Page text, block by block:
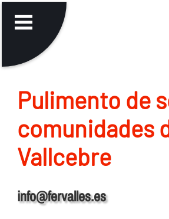
Pulimento de
comunidades
Vallcebre
info@fervalles.es